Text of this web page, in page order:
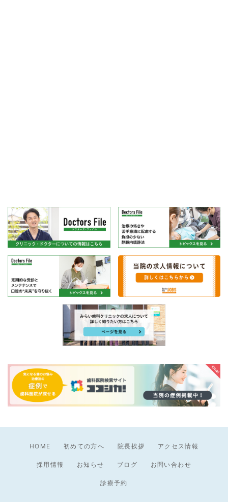
HOME 初めての方へ 院長挨拶 アクセス情報
採用情報 お知らせ ブログ お問い合わせ
診療予約